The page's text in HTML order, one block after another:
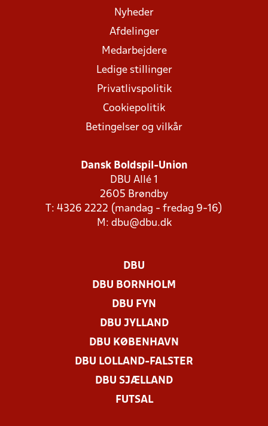
Nyheder
Afdelinger
Medarbejdere
Ledige stillinger
Privatlivspolitik
Cookiepolitik
Betingelser og vilkår
Dansk Boldspil-Union
DBU Allé 1
2605 Brøndby
T: 4326 2222 (mandag - fredag 9-16)
M: dbu@dbu.dk
DBU
DBU BORNHOLM
DBU FYN
DBU JYLLAND
DBU KØBENHAVN
DBU LOLLAND-FALSTER
DBU SJÆLLAND
FUTSAL